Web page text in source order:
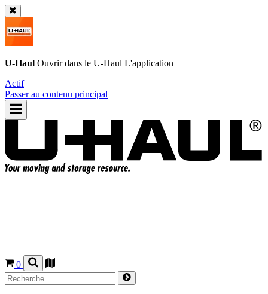
U-Haul Ouvrir dans le U-Haul L'application
Actif
Passer au contenu principal
0